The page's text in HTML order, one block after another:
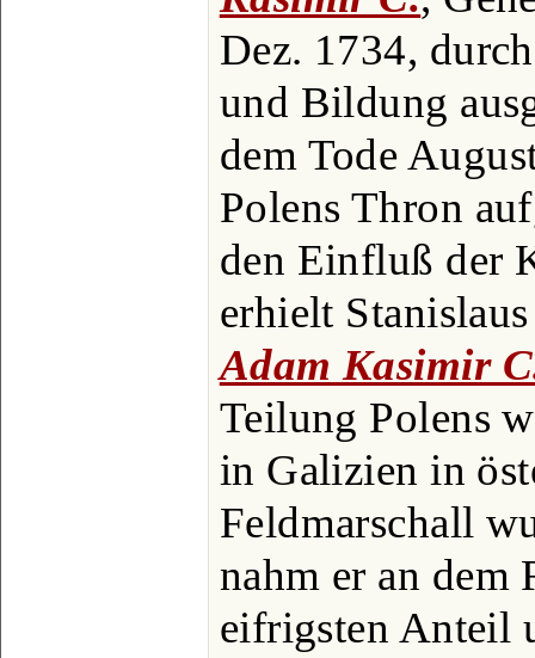
Dez. 1734,
und Bildung
dem Tode
Polens Thron
den Einfluß der
erhielt
Adam Kasimir
Teilung Polens
in Galizien in
Feldmarschall
nahm er an dem
eifrigsten Anteil